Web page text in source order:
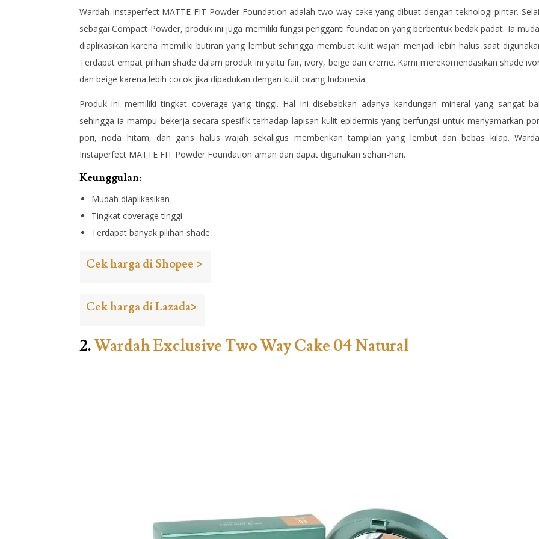
Wardah Instaperfect MATTE FIT Powder Foundation adalah two way cake yang dibuat dengan teknologi pintar.
sebagai Compact Powder, produk ini juga memiliki fungsi pengganti foundation yang berbentuk bedak padat. Ia
diaplikasikan karena memiliki butiran yang lembut sehingga membuat kulit wajah menjadi lebih halus saat
Terdapat empat pilihan shade dalam produk ini yaitu fair, ivory, beige dan creme. Kami merekomendasikan shade
dan beige karena lebih cocok jika dipadukan dengan kulit orang Indonesia.
Produk ini memiliki tingkat coverage yang tinggi. Hal ini disebabkan adanya kandungan mineral yang sangat
sehingga ia mampu bekerja secara spesifik terhadap lapisan kulit epidermis yang berfungsi untuk menyamarkan
pori, noda hitam, dan garis halus wajah sekaligus memberikan tampilan yang lembut dan bebas kilap.
Instaperfect MATTE FIT Powder Foundation aman dan dapat digunakan sehari-hari.
Keunggulan:
Mudah diaplikasikan
Tingkat coverage tinggi
Terdapat banyak pilihan shade
Cek harga di Shopee >
Cek harga di Lazada>
2.Wardah Exclusive Two Way Cake 04 Natural